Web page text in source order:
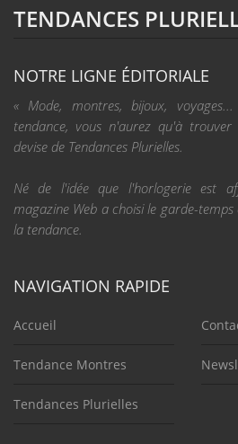
TENDANCES
NOTRE LIGNE ÉDITORIALE
« Mode, montres, bijoux,
tendance, vous n'aurez qu'à
devise de Tendances Plurielles.
Né de l'idée que l'horlogerie est
magazine Web a choisi le garde-
la tendance.
NAVIGATION RAPIDE
Accueil
Tendance Montres
Tendances Plurielles